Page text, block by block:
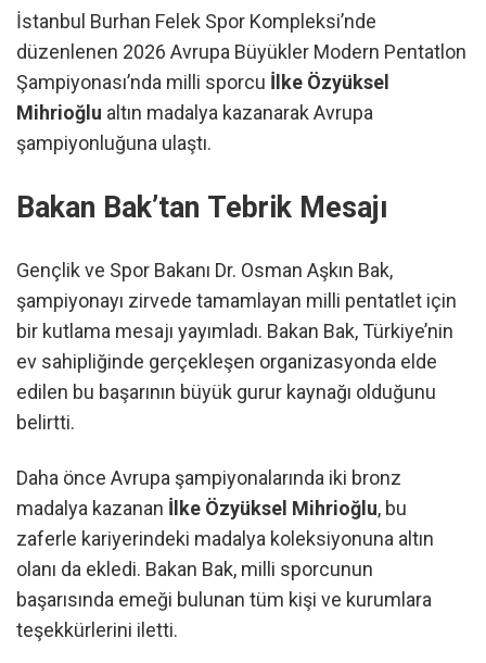
İstanbul Burhan Felek Spor Kompleksi’nde
düzenlenen 2026 Avrupa Büyükler Modern Pentatlon
Şampiyonası’nda milli sporcu İlke Özyüksel
Mihrioğlu altın madalya kazanarak Avrupa
şampiyonluğuna ulaştı.
Bakan Bak’tan Tebrik Mesajı
Gençlik ve Spor Bakanı Dr. Osman Aşkın Bak,
şampiyonayı zirvede tamamlayan milli pentatlet için
bir kutlama mesajı yayımladı. Bakan Bak, Türkiye’nin
ev sahipliğinde gerçekleşen organizasyonda elde
edilen bu başarının büyük gurur kaynağı olduğunu
belirtti.
Daha önce Avrupa şampiyonalarında iki bronz
madalya kazanan İlke Özyüksel Mihrioğlu, bu
zaferle kariyerindeki madalya koleksiyonuna altın
olanı da ekledi. Bakan Bak, milli sporcunun
başarısında emeği bulunan tüm kişi ve kurumlara
teşekkürlerini iletti.